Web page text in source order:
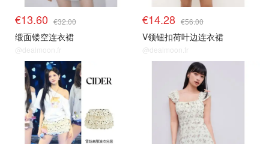
€13.60 €32.00
缎面镂空连衣裙
@dealmoon.fr
€14.28 €56.00
V领钮扣荷叶边连衣裙
@dealmoon.fr